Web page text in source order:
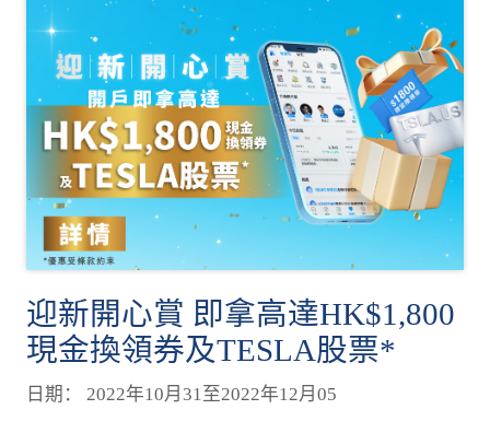
迎新開心賞 即拿高達HK$1,800
現金換領券及TESLA股票*
日期： 2022年10月31至2022年12月05